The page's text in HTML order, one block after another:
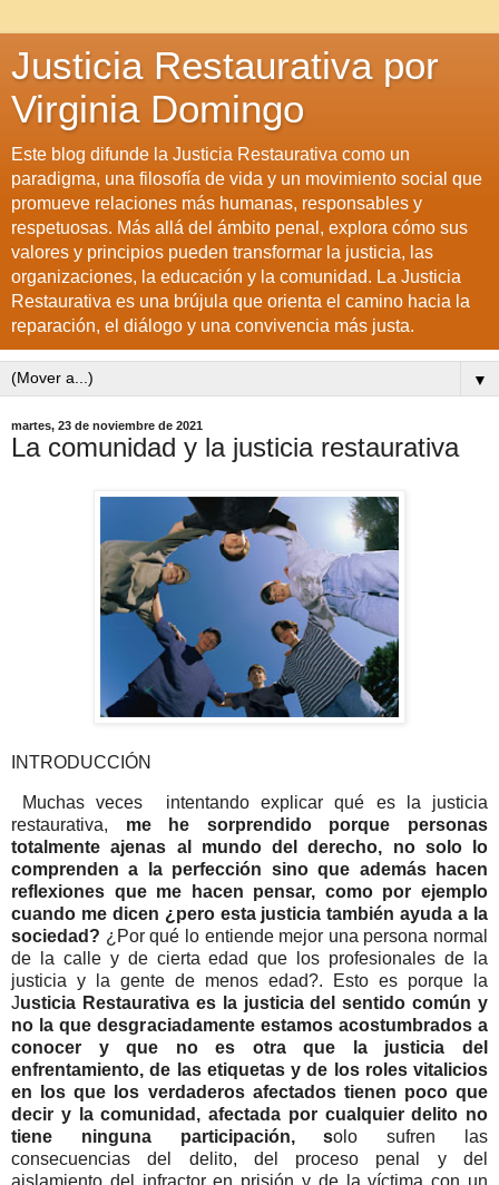
Justicia Restaurativa por
Virginia Domingo
Este blog difunde la Justicia Restaurativa como un
paradigma, una filosofía de vida y un movimiento social que
promueve relaciones más humanas, responsables y
respetuosas. Más allá del ámbito penal, explora cómo sus
valores y principios pueden transformar la justicia, las
organizaciones, la educación y la comunidad. La Justicia
Restaurativa es una brújula que orienta el camino hacia la
reparación, el diálogo y una convivencia más justa.
▼
martes, 23 de noviembre de 2021
La comunidad y la justicia restaurativa
INTRODUCCIÓN
Muchas veces intentando explicar qué es la justicia
restaurativa, me he sorprendido porque personas
totalmente ajenas al mundo del derecho, no solo lo
comprenden a la perfección sino que además hacen
reflexiones que me hacen pensar, como por ejemplo
cuando me dicen ¿pero esta justicia también ayuda a la
sociedad? ¿Por qué lo entiende mejor una persona normal
de la calle y de cierta edad que los profesionales de la
justicia y la gente de menos edad?. Esto es porque la
Justicia Restaurativa es la justicia del sentido común y
no la que desgraciadamente estamos acostumbrados a
conocer y que no es otra que la justicia del
enfrentamiento, de las etiquetas y de los roles vitalicios
en los que los verdaderos afectados tienen poco que
decir y la comunidad, afectada por cualquier delito no
tiene ninguna participación, solo sufren las
consecuencias del delito, del proceso penal y del
aislamiento del infractor en prisión y de la víctima con un